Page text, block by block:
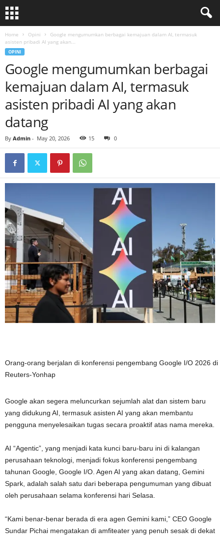
Home Opini
Google mengumumkan berbagai kemajuan dalam AI, termasuk
asisten pribadi AI yang akan...
OPINI
Google mengumumkan berbagai
kemajuan dalam AI, termasuk
asisten pribadi AI yang akan
datang
By Admin - May 20, 2026 15 0
Orang-orang berjalan di konferensi pengembang Google I/O 2026
Reuters-Yonhap
Google akan segera meluncurkan sejumlah alat dan sistem baru
yang didukung AI, termasuk asisten AI yang akan membantu
pengguna menyelesaikan tugas secara proaktif atas nama mereka.
AI “Agentic”, yang menjadi kata kunci baru-baru ini di kalangan
perusahaan teknologi, menjadi fokus konferensi pengembang
tahunan Google, Google I/O. Agen AI yang akan datang, Gemini
Spark, adalah salah satu dari beberapa pengumuman yang dibuat
oleh perusahaan selama konferensi hari Selasa.
“Kami benar-benar berada di era agen Gemini kami,” CEO Google
Sundar Pichai mengatakan di amfiteater yang penuh sesak di dekat